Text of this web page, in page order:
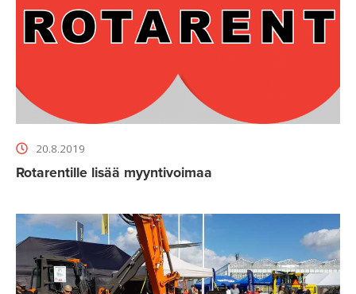
20.8.2019
Rotarentille lisää myyntivoimaa